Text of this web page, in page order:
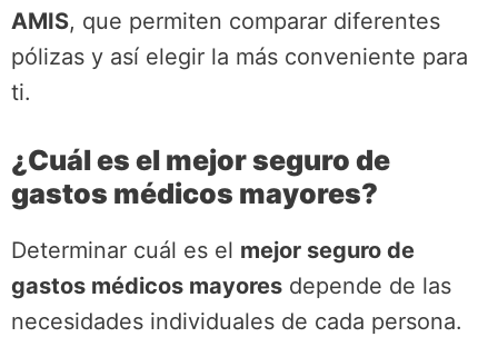
AMIS, que permiten comparar diferentes
pólizas y así elegir la más conveniente para
ti.
¿Cuál es el mejor seguro de
gastos médicos mayores?
Determinar cuál es el mejor seguro de
gastos médicos mayores depende de las
necesidades individuales de cada persona.